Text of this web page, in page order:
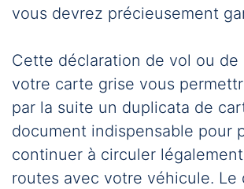
vous devrez précieusement
Cette déclaration de vol ou de
votre carte grise vous
par la suite un duplicata de
document indispensable pour
continuer à circuler
routes avec votre véhicule. Le